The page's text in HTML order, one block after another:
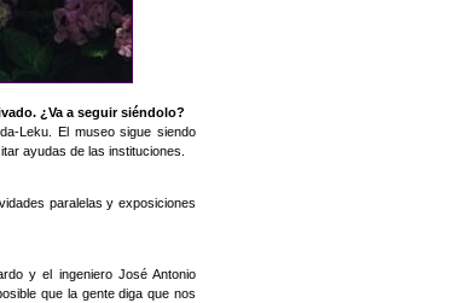
¿Va a seguir siéndolo?
Leku. El museo sigue siendo
ayudas de las instituciones.
paralelas y exposiciones
y el ingeniero José Antonio
que la gente diga que nos